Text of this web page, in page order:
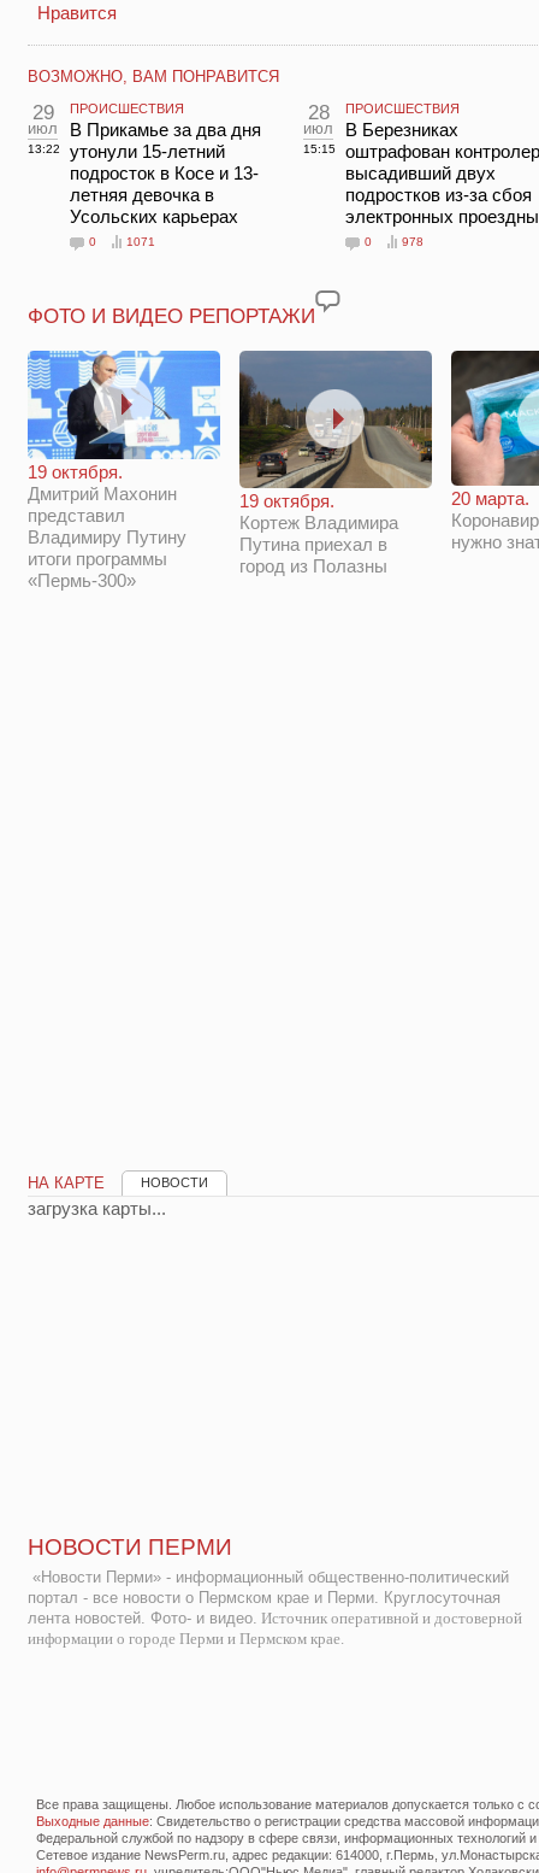
Нравится
ВОЗМОЖНО, ВАМ ПОНРАВИТСЯ
29
июл
13:22
ПРОИСШЕСТВИЯ
В Прикамье за два дня
утонули 15-летний
подросток в Косе и 13-
летняя девочка в
Усольских карьерах
0 1071
28
июл
15:15
ПРОИСШЕСТВИЯ
В Березниках
оштрафован
высадивший двух
подростков из-за сбоя
электронных
0 978
ФОТО И ВИДЕО РЕПОРТАЖИ
19 октября.
Дмитрий Махонин
представил
Владимиру Путину
итоги программы
«Пермь-300»
19 октября.
Кортеж Владимира
Путина приехал в
город из Полазны
20 марта.
нужно
НА КАРТЕ НОВОСТИ
загрузка карты...
НОВОСТИ ПЕРМИ
«Новости Перми» - информационный общественно-политический
портал - все новости о Пермском крае и Перми. Круглосуточная
лента новостей. Фото- и видео. Источник оперативной и достоверной
информации о городе Перми и Пермском крае.
Все права защищены. Любое использование материалов допускается только с
Выходные данные: Свидетельство о регистрации средства массовой
Федеральной службой по надзору в сфере связи, информационных технологий
Сетевое издание NewsPerm.ru, адрес редакции: 614000, г.Пермь,